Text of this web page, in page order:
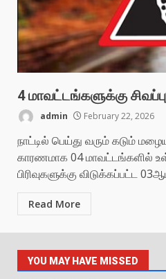
4 மாவட்டங்களுக்கு
admin February 22, 2026
நாட்டில் பெய்து வரும் கடும்
காரணமாக 04 மாவட்டங்களில்
பிரிவுகளுக்கு விடுக்கப்பட்ட
Read More
YOU MAY HAVE MISSED